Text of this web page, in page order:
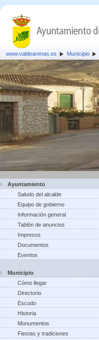
www.valdearenas.es Municipio
Ayuntamiento
Saludo del alcalde
Equipo de gobierno
Información general
Tablón de anuncios
Impresos
Documentos
Eventos
Municipio
Cómo llegar
Directorio
Escudo
Historia
Monumentos
Fiestas y tradiciones